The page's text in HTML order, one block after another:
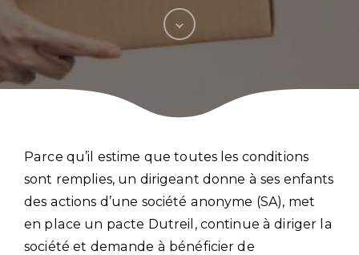
Parce qu’il estime que toutes les conditions
sont remplies, un dirigeant donne à ses enfants
des actions d’une société anonyme (SA), met
en place un pacte Dutreil, continue à diriger la
société et demande à bénéficier de